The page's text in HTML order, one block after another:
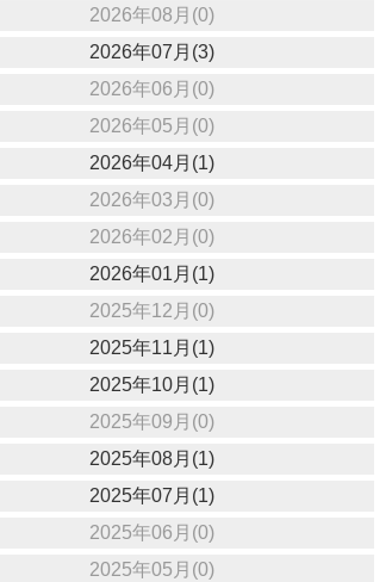
2026年08月(0)
2026年07月(3)
2026年06月(0)
2026年05月(0)
2026年04月(1)
2026年03月(0)
2026年02月(0)
2026年01月(1)
2025年12月(0)
2025年11月(1)
2025年10月(1)
2025年09月(0)
2025年08月(1)
2025年07月(1)
2025年06月(0)
2025年05月(0)